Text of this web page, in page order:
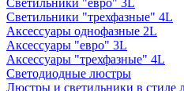
Светильники "евро" 3L
Светильники "трехфазные" 4L
Аксессуары однофазные 2L
Аксессуары "евро" 3L
Аксессуары "трехфазные" 4L
Светодиодные люстры
Люстры и светильники в стиле